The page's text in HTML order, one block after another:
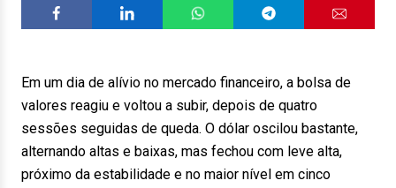
Em um dia de alívio no mercado financeiro, a bolsa de
valores reagiu e voltou a subir, depois de quatro
sessões seguidas de queda. O dólar oscilou bastante,
alternando altas e baixas, mas fechou com leve alta,
próximo da estabilidade e no maior nível em cinco